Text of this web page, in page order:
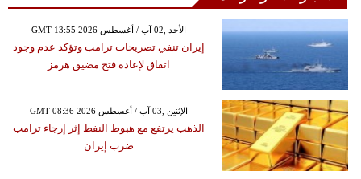
GMT 13:55 2026 الأحد ,02 آب / أغسطس
إيران تنفي تصريحات ترامب وتؤكد عدم وجود
اتفاق لإعادة فتح مضيق هرمز
GMT 08:36 2026 الإثنين ,03 آب / أغسطس
الذهب يرتفع مع هبوط النفط إثر إرجاء ترامب
ضرب إيران